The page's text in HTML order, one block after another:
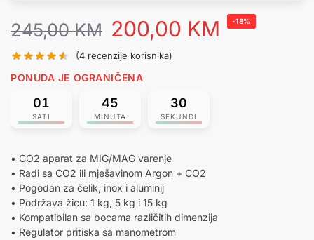
245,00KM 200,00 KM -18%
(4 recenzije korisnika)
PONUDA JE OGRANIČENA
01
SATI
45
MINUTA
30
SEKUNDI
• CO2 aparat za MIG/MAG varenje
• Radi sa CO2 ili mješavinom Argon + CO2
• Pogodan za čelik, inox i aluminij
• Podržava žicu: 1 kg, 5 kg i 15 kg
• Kompatibilan sa bocama različitih dimenzija
• Regulator pritiska sa manometrom